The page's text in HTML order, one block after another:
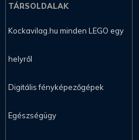
TÁRSOLDALAK
Kockavilag.hu minden LEGO egy
helyről
Digitális fényképezőgépek
Egészségügy